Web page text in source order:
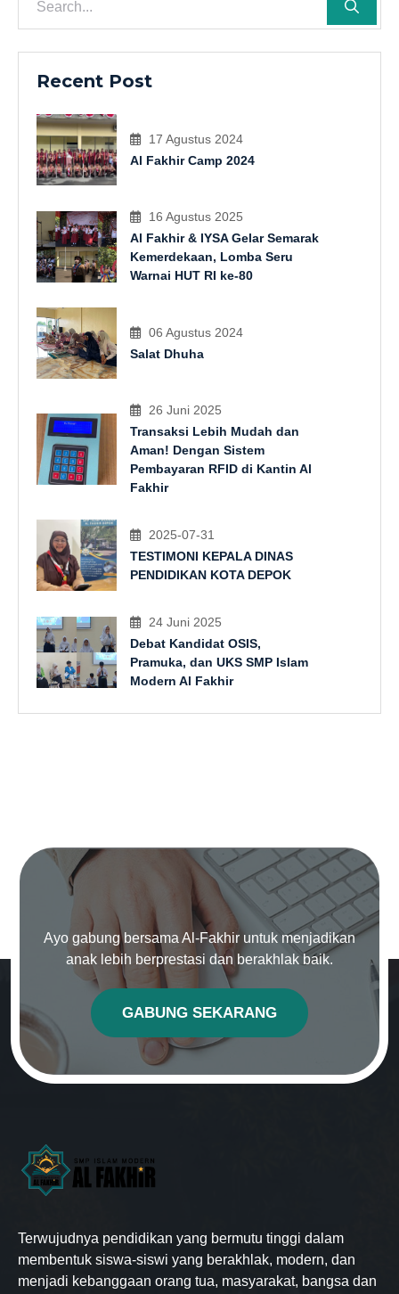
Recent Post
17 Agustus 2024
Al Fakhir Camp 2024
16 Agustus 2025
Al Fakhir & IYSA Gelar Semarak
Kemerdekaan, Lomba Seru
Warnai HUT RI ke-80
06 Agustus 2024
Salat Dhuha
26 Juni 2025
Transaksi Lebih Mudah dan
Aman! Dengan Sistem
Pembayaran RFID di Kantin Al
Fakhir
2025-07-31
TESTIMONI KEPALA DINAS
PENDIDIKAN KOTA DEPOK
24 Juni 2025
Debat Kandidat OSIS,
Pramuka, dan UKS SMP Islam
Modern Al Fakhir
Ayo gabung bersama Al-Fakhir untuk menjadikan
anak lebih berprestasi dan berakhlak baik.
GABUNG SEKARANG
Terwujudnya pendidikan yang bermutu tinggi dalam
membentuk siswa-siswi yang berakhlak, modern, dan
menjadi kebanggaan orang tua, masyarakat, bangsa dan